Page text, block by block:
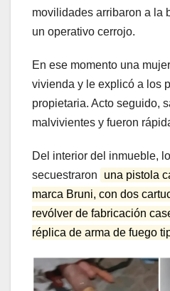
movilidades arribaron a la
un operativo cerrojo.
En ese momento una
vivienda y le explicó a los
propietaria. Acto seguido,
malvivientes y fueron
Del interior del inmueble,
secuestraron
una pistola
marca Bruni, con dos
revólver de fabricación
réplica de arma de fuego